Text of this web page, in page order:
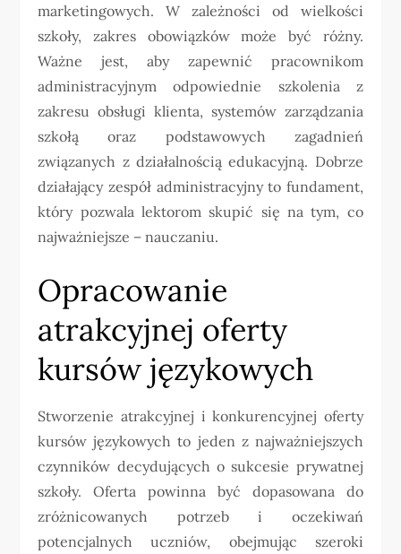
marketingowych. W zależności od wielkości
szkoły, zakres obowiązków może być różny.
Ważne jest, aby zapewnić pracownikom
administracyjnym odpowiednie szkolenia z
zakresu obsługi klienta, systemów zarządzania
szkołą oraz podstawowych zagadnień
związanych z działalnością edukacyjną. Dobrze
działający zespół administracyjny to fundament,
który pozwala lektorom skupić się na tym, co
najważniejsze – nauczaniu.
Opracowanie
atrakcyjnej oferty
kursów językowych
Stworzenie atrakcyjnej i konkurencyjnej oferty
kursów językowych to jeden z najważniejszych
czynników decydujących o sukcesie prywatnej
szkoły. Oferta powinna być dopasowana do
zróżnicowanych potrzeb i oczekiwań
potencjalnych uczniów, obejmując szeroki